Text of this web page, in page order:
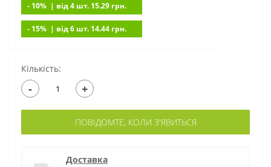
- 10% | вiд 4 шт. 15.29 грн.
- 15% | вiд 6 шт. 14.44 грн.
Кількість:
- +
ПОВІДОМТЕ, КОЛИ З'ЯВИТЬСЯ
Доставка